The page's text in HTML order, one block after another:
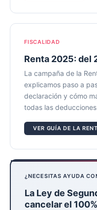
FISCALIDAD
Renta 2025: del
La campaña de la
explicamos paso a
declaración y cómo
todas las
VER GUÍA DE LA
¿NECESITAS AYUDA
La Ley de
cancelar el